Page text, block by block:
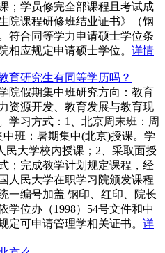
；学员修完全部课程且考试成
院课程研修班结业证书》（钢
符合同等学力申请硕士学位条
相应规定申请硕士学位。 详情
育研究生有同等学历吗？
院假期集中班研究方向：教育
资源开发、教育发展与教育现
学习方式：1、北京周末班：周
班：暑期集中(北京)授课。学
民大学校内授课；2、采取面授
；完成教学计划规定课程，经
人民大学在职学习院颁发课程
一编号加盖 钢印、红印、院长
学位办（1998）54号文件和中
定可申请管理学相关证书。 详